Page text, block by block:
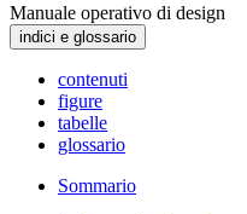
Manuale operativo di design
indici e glossario
contenuti
figure
tabelle
glossario
Sommario